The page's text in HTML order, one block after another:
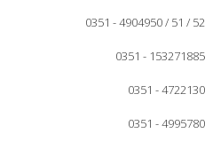
0351 - 4904950 / 51 / 52
0351 - 153271885
0351 - 4722130
0351 - 4995780